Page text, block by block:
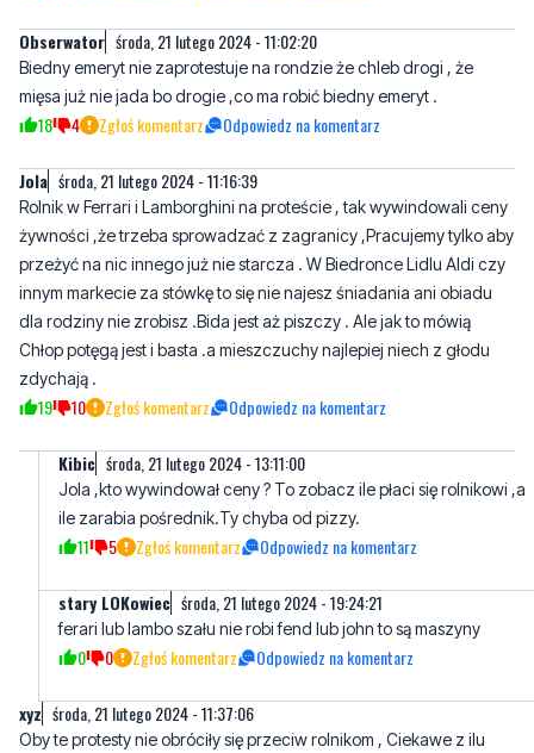
Obserwator środa, 21 lutego 2024 - 11:02:20
Biedny emeryt nie zaprotestuje na rondzie że chleb drogi , że
mięsa już nie jada bo drogie ,co ma robić biedny emeryt .
18 4 Zgłoś komentarz Odpowiedz na komentarz
Jola środa, 21 lutego 2024 - 11:16:39
Rolnik w Ferrari i Lamborghini na proteście , tak wywindowali ceny
żywności ,że trzeba sprowadzać z zagranicy ,Pracujemy tylko aby
przeżyć na nic innego już nie starcza . W Biedronce Lidlu Aldi czy
innym markecie za stówkę to się nie najesz śniadania ani obiadu
dla rodziny nie zrobisz .Bida jest aż piszczy . Ale jak to mówią
Chłop potęgą jest i basta .a mieszczuchy najlepiej niech z głodu
zdychają .
19 10 Zgłoś komentarz Odpowiedz na komentarz
Kibic środa, 21 lutego 2024 - 13:11:00
Jola ,kto wywindował ceny ? To zobacz ile płaci się rolnikowi ,a
ile zarabia pośrednik.Ty chyba od pizzy.
11 5 Zgłoś komentarz Odpowiedz na komentarz
stary LOKowiec środa, 21 lutego 2024 - 19:24:21
ferari lub lambo szału nie robi fend lub john to są maszyny
0 0 Zgłoś komentarz Odpowiedz na komentarz
xyz środa, 21 lutego 2024 - 11:37:06
Oby te protesty nie obróciły się przeciw rolnikom , Ciekawe z ilu